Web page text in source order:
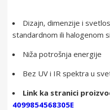
Dizajn, dimenzije i
standardnom ili halogenom
Niža potrošnja energije
Bez UV i IR spektra u
Link ka stranici
4099854568305E